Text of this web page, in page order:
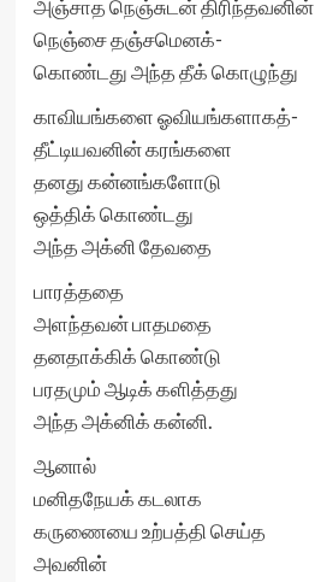
அஞ்சாத நெஞ்சுடன் திரிந்தவனின்
நெஞ்சை தஞ்சமெனக்-
கொண்டது அந்த தீக் கொழுந்து
காவியங்களை ஓவியங்களாகத்-
தீட்டியவனின் கரங்களை
தனது கன்னங்களோடு
ஒத்திக் கொண்டது
அந்த அக்னி தேவதை
பாரத்ததை
அளந்தவன் பாதமதை
தனதாக்கிக் கொண்டு
பரதமும் ஆடிக் களித்தது
அந்த அக்னிக் கன்னி.
ஆனால்
மனிதநேயக் கடலாக
கருணையை உற்பத்தி செய்த
அவனின்